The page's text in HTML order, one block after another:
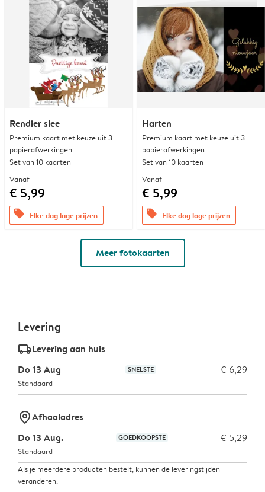
Rendier slee
Premium kaart met keuze uit 3
papierafwerkingen
Set van 10 kaarten
Vanaf
€ 5,99
offers Elke dag lage prijzen
Harten
Premium kaart met keuze uit 3
papierafwerkingen
Set van 10 kaarten
Vanaf
€ 5,99
offers Elke dag lage prijzen
Meer fotokaarten
Levering
delivery_standard_v2Levering aan huis
Do 13 Aug
SNELSTE € 6,29
Standaard
marker-pinAfhaaladres
Do 13 Aug.
GOEDKOOPSTE € 5,29
Standaard
Als je meerdere producten bestelt, kunnen de leveringstijden
veranderen.